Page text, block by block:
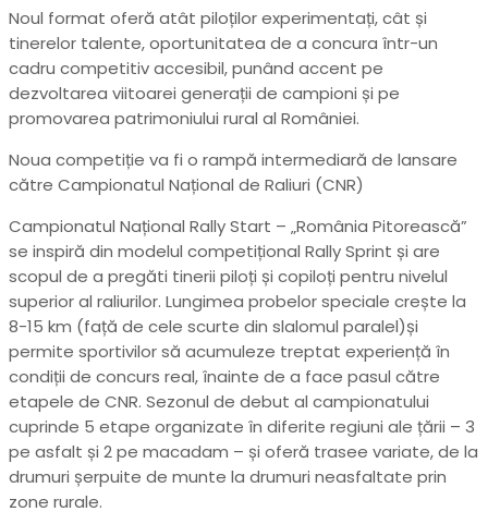
Noul format oferă atât piloților experimentați, cât și
tinerelor talente, oportunitatea de a concura într-un
cadru competitiv accesibil, punând accent pe
dezvoltarea viitoarei generații de campioni și pe
promovarea patrimoniului rural al României.
Noua competiție va fi o rampă intermediară de lansare
către Campionatul Național de Raliuri (CNR)
Campionatul Național Rally Start – „România Pitorească”
se inspiră din modelul competițional Rally Sprint și are
scopul de a pregăti tinerii piloți și copiloți pentru nivelul
superior al raliurilor. Lungimea probelor speciale crește la
8-15 km (față de cele scurte din slalomul paralel)și
permite sportivilor să acumuleze treptat experiență în
condiții de concurs real, înainte de a face pasul către
etapele de CNR. Sezonul de debut al campionatului
cuprinde 5 etape organizate în diferite regiuni ale țării – 3
pe asfalt și 2 pe macadam – și oferă trasee variate, de la
drumuri șerpuite de munte la drumuri neasfaltate prin
zone rurale.